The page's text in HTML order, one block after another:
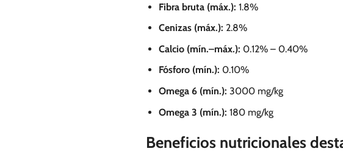
Fibra bruta (máx.): 1.8%
Cenizas (máx.): 2.8%
Calcio (mín.–máx.): 0.12% – 0.40%
Fósforo (mín.): 0.10%
Omega 6 (mín.): 3000 mg/kg
Omega 3 (mín.): 180 mg/kg
Beneficios nutricionales